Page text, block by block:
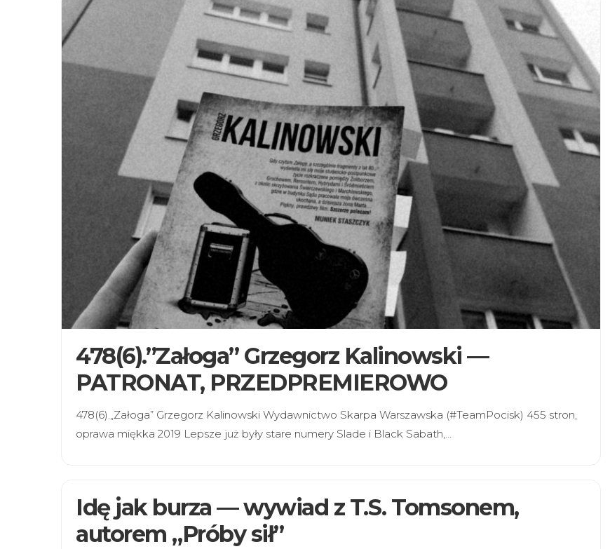
478(6).”Załoga” Grzegorz Kalinowski —
PATRONAT, PRZEDPREMIEROWO
478(6).„Załoga” Grzegorz Kalinowski Wydawnictwo Skarpa Warszawska (#TeamPocisk) 455 stron,
oprawa miękka 2019 Lepsze już były stare numery Slade i Black Sabath,…
Idę jak burza — wywiad z T.S. Tomsonem,
autorem „Próby sił”